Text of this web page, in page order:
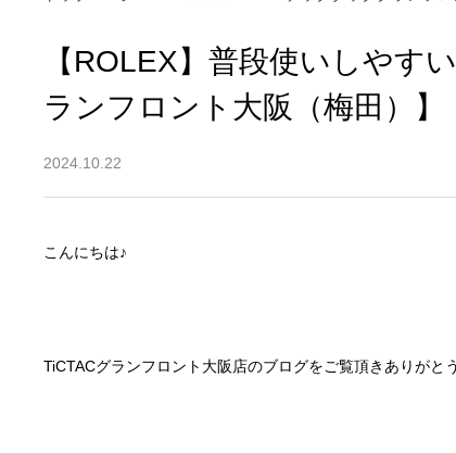
【ROLEX】普段使いしや
ランフロント大阪（梅田）】
2024.10.22
こんにちは♪
TiCTACグランフロント大阪店のブログをご覧頂きありがと